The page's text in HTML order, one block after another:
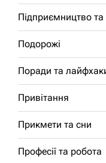
Підприємництво та
Подорожі
Поради та
Привітання
Прикмети та сни
Професії та робота